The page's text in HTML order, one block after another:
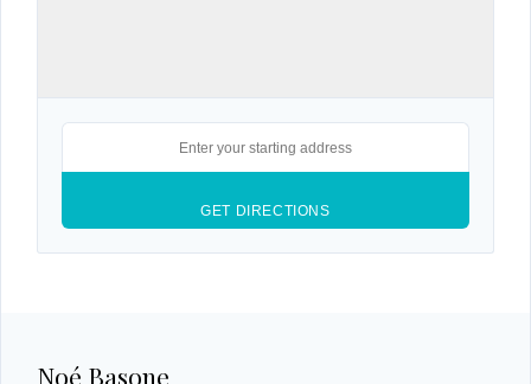
Noé Basone